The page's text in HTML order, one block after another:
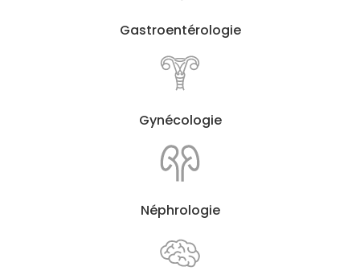
Gastroentérologie
Gynécologie
Néphrologie